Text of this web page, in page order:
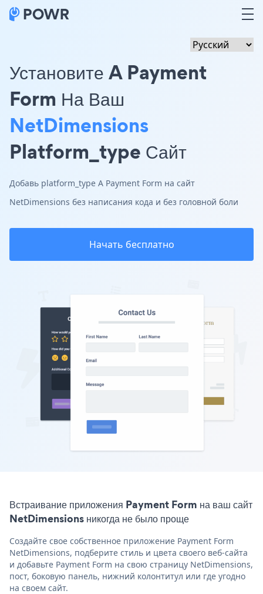
Установите A Payment
Form На Ваш
NetDimensions
Platform_type Сайт
Добавь platform_type A Payment Form на сайт
NetDimensions без написания кода и без головной боли
Начать бесплатно
Встраивание приложения Payment Form на ваш сайт
NetDimensions никогда не было проще
Создайте свое собственное приложение Payment Form
NetDimensions, подберите стиль и цвета своего веб-сайта
и добавьте Payment Form на свою страницу NetDimensions,
пост, боковую панель, нижний колонтитул или где угодно
на своем сайт.